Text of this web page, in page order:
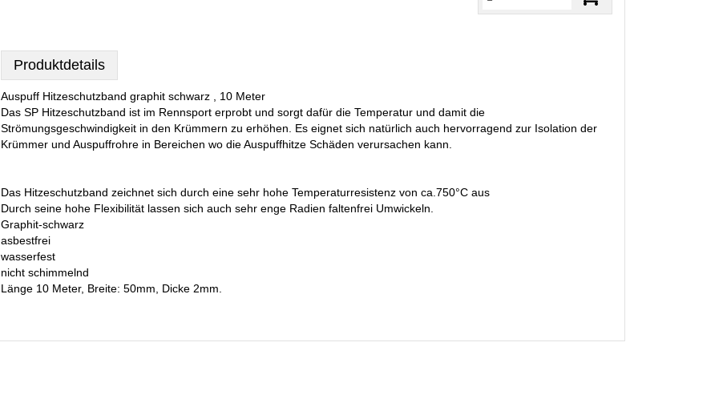
Produktdetails
Auspuff Hitzeschutzband graphit schwarz , 10 Meter
Das SP Hitzeschutzband ist im Rennsport erprobt und sorgt dafür die Temperatur und damit die
Strömungsgeschwindigkeit in den Krümmern zu erhöhen. Es eignet sich natürlich auch hervorragend zur Isolation der
Krümmer und Auspuffrohre in Bereichen wo die Auspuffhitze Schäden verursachen kann.
Das Hitzeschutzband zeichnet sich durch eine sehr hohe Temperaturresistenz von ca.750°C aus
Durch seine hohe Flexibilität lassen sich auch sehr enge Radien faltenfrei Umwickeln.
Graphit-schwarz
asbestfrei
wasserfest
nicht schimmelnd
Länge 10 Meter, Breite: 50mm, Dicke 2mm.